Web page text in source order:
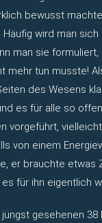
bewusst
Häufig wird man
man sie
mehr tun musste!
des Wesens
es für alle so
vorgeführt,
von einem
er brauchte etwas
für ihn eigentlich
gesehenen 38